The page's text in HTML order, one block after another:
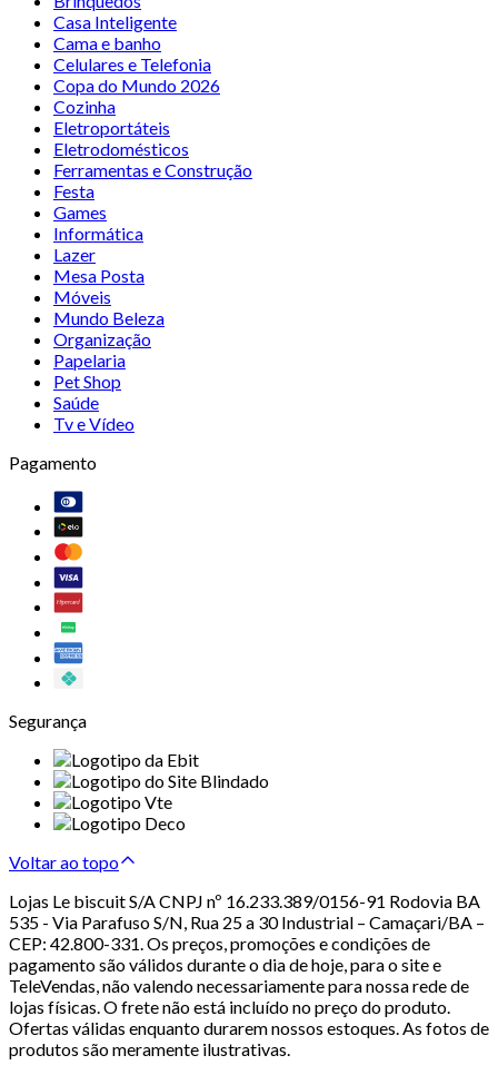
Casa Inteligente
Cama e banho
Celulares e Telefonia
Copa do Mundo 2026
Cozinha
Eletroportáteis
Eletrodomésticos
Ferramentas e Construção
Festa
Games
Informática
Lazer
Mesa Posta
Móveis
Mundo Beleza
Organização
Papelaria
Pet Shop
Saúde
Tv e Vídeo
Pagamento
Segurança
Voltar ao topo
Lojas Le biscuit S/A CNPJ nº 16.233.389/0156-91 Rodovia BA
535 - Via Parafuso S/N, Rua 25 a 30 Industrial – Camaçari/BA –
CEP: 42.800-331. Os preços, promoções e condições de
pagamento são válidos durante o dia de hoje, para o site e
TeleVendas, não valendo necessariamente para nossa rede de
lojas físicas. O frete não está incluído no preço do produto.
Ofertas válidas enquanto durarem nossos estoques. As fotos de
produtos são meramente ilustrativas.